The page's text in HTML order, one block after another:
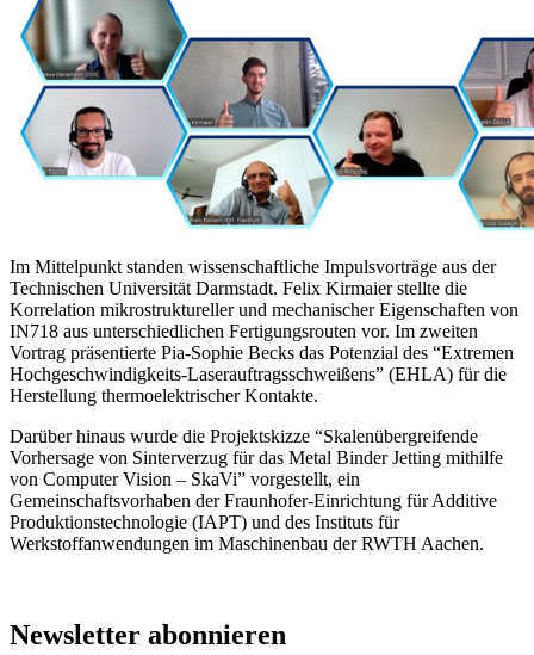
Im Mittelpunkt standen wissenschaftliche Impulsvorträge aus der
Technischen Universität Darmstadt. Felix Kirmaier stellte die
Korrelation mikrostruktureller und mechanischer Eigenschaften von
IN718 aus unterschiedlichen Fertigungsrouten vor. Im zweiten
Vortrag präsentierte Pia-Sophie Becks das Potenzial des “Extremen
Hochgeschwindigkeits-Laserauftragsschweißens” (EHLA) für die
Herstellung thermoelektrischer Kontakte.
Darüber hinaus wurde die Projektskizze “Skalenübergreifende
Vorhersage von Sinterverzug für das Metal Binder Jetting mithilfe
von Computer Vision – SkaVi” vorgestellt, ein
Gemeinschaftsvorhaben der Fraunhofer-Einrichtung für Additive
Produktionstechnologie (IAPT) und des Instituts für
Werkstoffanwendungen im Maschinenbau der RWTH Aachen.
Newsletter abonnieren